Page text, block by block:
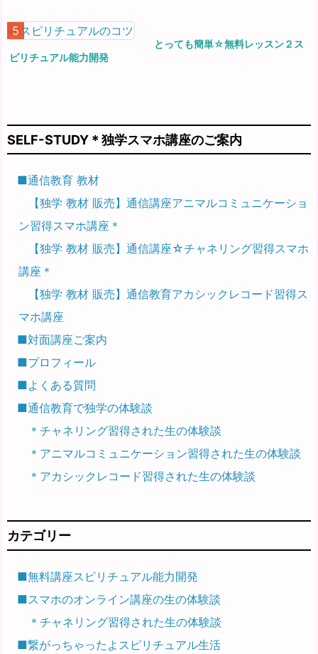
とっても簡単☆無料レッスン２ス
ピリチュアル能力開発
SELF-STUDY＊独学スマホ講座のご案内
■通信教育 教材
【独学 教材 販売】通信講座アニマルコミュニケーショ
ン習得スマホ講座＊
【独学 教材 販売】通信講座☆チャネリング習得スマホ
講座＊
【独学 教材 販売】通信教育アカシックレコード習得ス
マホ講座
■対面講座ご案内
■プロフィール
■よくある質問
■通信教育で独学の体験談
＊チャネリング習得された生の体験談
＊アニマルコミュニケーション習得された生の体験談
＊アカシックレコード習得された生の体験談
カテゴリー
■無料講座スピリチュアル能力開発
■スマホのオンライン講座の生の体験談
＊チャネリング習得された生の体験談
■繋がっちゃったよスピリチュアル生活